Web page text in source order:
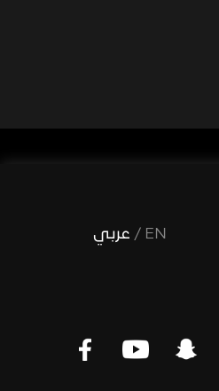
EN
/ عربي